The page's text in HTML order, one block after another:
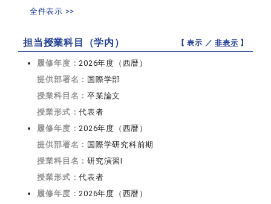
全件表示 >>
担当授業科目（学内） 【 表示 ／非表示 】
履修年度： 2026年度（西暦）
提供部署名： 国際学部
授業科目名：卒業論文
授業形式：代表者
履修年度： 2026年度（西暦）
提供部署名： 国際学研究科前期
授業科目名：研究演習I
授業形式：代表者
履修年度： 2026年度（西暦）